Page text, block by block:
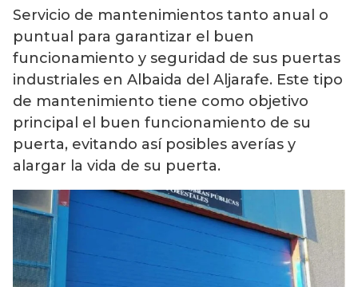
Servicio de mantenimientos tanto anual o
puntual para garantizar el buen
funcionamiento y seguridad de sus puertas
industriales en Albaida del Aljarafe. Este tipo
de mantenimiento tiene como objetivo
principal el buen funcionamiento de su
puerta, evitando así posibles averías y
alargar la vida de su puerta.